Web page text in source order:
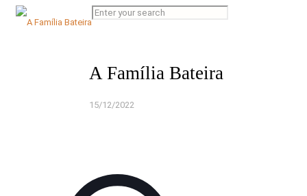
A Família Bateira
15/12/2022